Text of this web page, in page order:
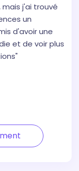
j'ai trouvé
un
d'avoir une
et de voir plus